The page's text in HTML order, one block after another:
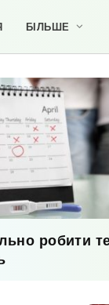
БІЛЬШЕ
робити